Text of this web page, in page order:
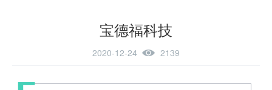
宝德福科技
2020-12-24 2139